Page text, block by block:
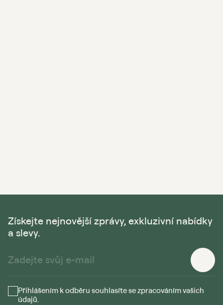
Získejte nejnovější zprávy, exkluzivní nabídky
a slevy.
Přihlášením k odběru souhlasíte se zpracováním vašich
údajů.